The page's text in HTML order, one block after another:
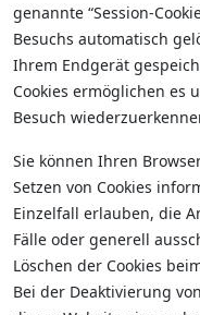
genannte “Session-
Besuchs automatisch
Ihrem Endgerät
Cookies ermöglichen es
Besuch
Sie können Ihren
Setzen von Cookies
Einzelfall erlauben, die
Fälle oder generell
Löschen der Cookies
Bei der Deaktivierung